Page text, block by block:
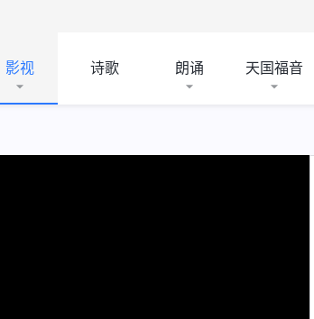
影视 诗歌 朗诵 天国福音